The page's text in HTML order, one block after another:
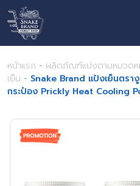
หน้าแรก - ผลิตภัณฑ์แบ่งตามหมวด
เย็น - Snake Brand แป้งเย็นตรา
กระป๋อง Prickly Heat Cooling